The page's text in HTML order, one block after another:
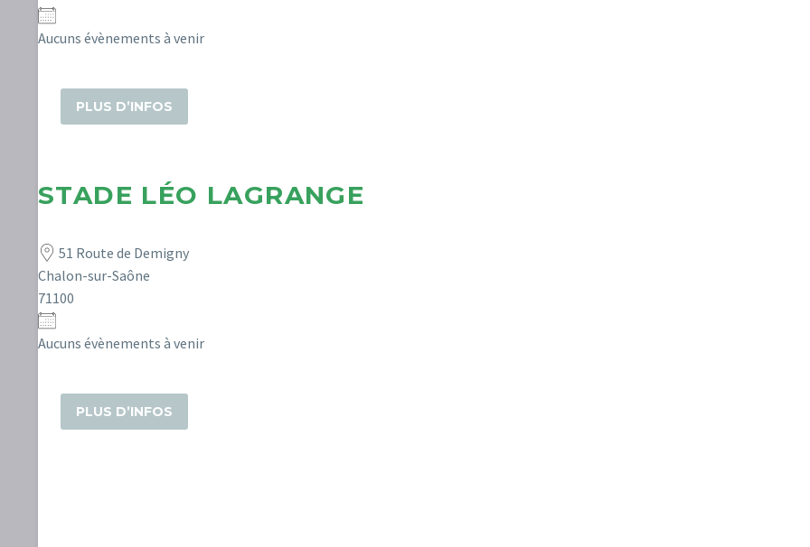
Aucuns évènements à venir
PLUS D’INFOS
STADE LÉO LAGRANGE
51 Route de Demigny
Chalon-sur-Saône
71100
Aucuns évènements à venir
PLUS D’INFOS